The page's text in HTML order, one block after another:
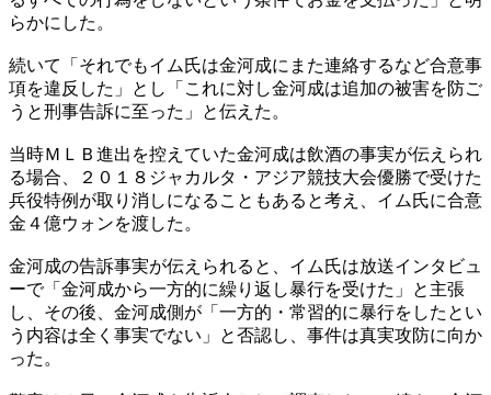
らかにした。
続いて「それでもイム氏は金河成にまた連絡するなど合意事
項を違反した」とし「これに対し金河成は追加の被害を防ご
うと刑事告訴に至った」と伝えた。
当時ＭＬＢ進出を控えていた金河成は飲酒の事実が伝えられ
る場合、２０１８ジャカルタ・アジア競技大会優勝で受けた
兵役特例が取り消しになることもあると考え、イム氏に合意
金４億ウォンを渡した。
金河成の告訴事実が伝えられると、イム氏は放送インタビュ
ーで「金河成から一方的に繰り返し暴行を受けた」と主張
し、その後、金河成側が「一方的・常習的に暴行をしたとい
う内容は全く事実でない」と否認し、事件は真実攻防に向か
った。